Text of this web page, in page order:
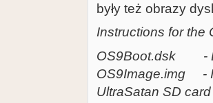
były też obrazy
Instructions for the
OS9Boot.dsk -
OS9Image.img -
UltraSatan SD card